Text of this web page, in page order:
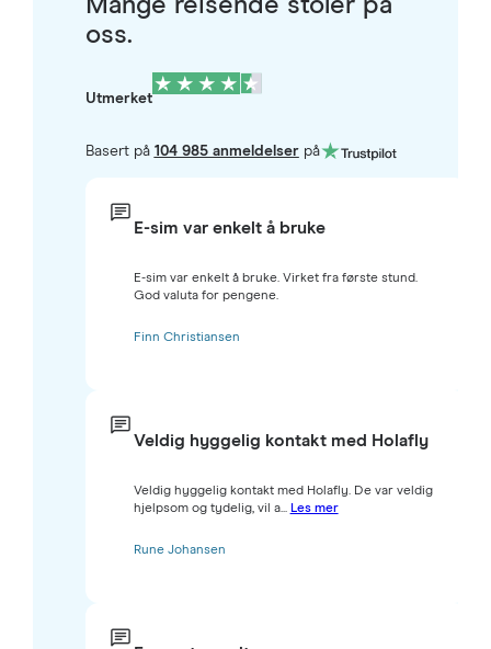
oss.
Utmerket
Basert på 104 985 anmeldelserpå
E-sim var enkelt å bruke
E-sim var enkelt å bruke. Virket fra første stund.
God valuta for pengene.
Finn Christiansen
Veldig hyggelig kontakt med Holafly
Veldig hyggelig kontakt med Holafly. De var veldig
hjelpsom og tydelig, vil a... Les mer
Rune Johansen